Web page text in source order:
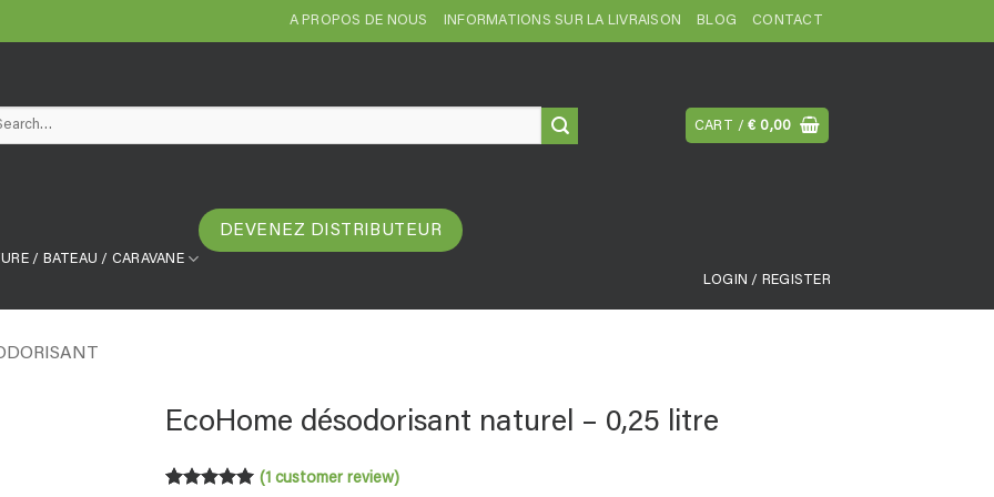
A PROPOS DE NOUS INFORMATIONS SUR LA LIVRAISON BLOG CONTACT
CART /€ 0,00
/ BATEAU / CARAVANE
DEVENEZ DISTRIBUTEUR
LOGIN / REGISTER
EcoHome désodorisant naturel – 0,25 litre
(1 customer review)